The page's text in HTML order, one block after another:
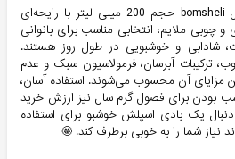
بادی اسپلش زنانه بایراک مدل bomsheli حجم 200 میلی لیتر با رایحه‌ای
چوبی ملایم، انتخابی مناسب برای بانوانی
شادابی و خوشبویی در طول روز هستند.
ترکیبات آبرسان، فرمولاسیون سبک و عدم
مزایای آن محسوب می‌شوند. استفاده آسان،
بودن برای فصول گرم سال نیز ارزش خرید
یک بادی اسپلش خوشبو برای استفاده
نیاز شما را به خوبی برطرف کند. 🤩